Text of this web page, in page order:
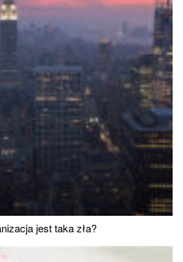
jest taka zła?